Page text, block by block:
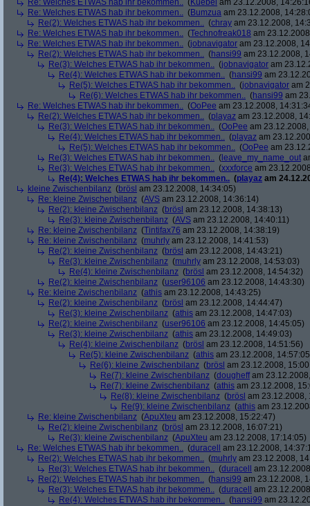
Re: Welches ETWAS hab ihr bekommen.. (Kuebel am 23.12.2008,
Re: Welches ETWAS hab ihr bekommen.. (Bumzua am 23.12.2008,
Re(2): Welches ETWAS hab ihr bekommen.. (chray am 23.12.2008,
Re: Welches ETWAS hab ihr bekommen.. (Technofreak018 am
Re: Welches ETWAS hab ihr bekommen.. (jobnavigator am 23.12.2008,
Re(2): Welches ETWAS hab ihr bekommen.. (hansi99 am 23.12.2008,
Re(3): Welches ETWAS hab ihr bekommen.. (jobnavigator am
Re(4): Welches ETWAS hab ihr bekommen.. (hansi99 am
Re(5): Welches ETWAS hab ihr bekommen.. (jobnavigator am
Re(6): Welches ETWAS hab ihr bekommen.. (hansi99 am
Re: Welches ETWAS hab ihr bekommen.. (OoPee am 23.12.2008,
Re(2): Welches ETWAS hab ihr bekommen.. (playaz am 23.12.2008,
Re(3): Welches ETWAS hab ihr bekommen.. (OoPee am
Re(4): Welches ETWAS hab ihr bekommen.. (playaz am
Re(5): Welches ETWAS hab ihr bekommen.. (OoPee am
Re(3): Welches ETWAS hab ihr bekommen.. ( leave_my_name_out
Re(3): Welches ETWAS hab ihr bekommen.. (xxxforce am
Re(4): Welches ETWAS hab ihr bekommen.. (playaz am
kleine Zwischenbilanz (brösl am 23.12.2008, 14:34:05)
Re: kleine Zwischenbilanz (AVS am 23.12.2008, 14:36:14)
Re(2): kleine Zwischenbilanz (brösl am 23.12.2008, 14:38:13)
Re(3): kleine Zwischenbilanz (AVS am 23.12.2008, 14:40:11)
Re: kleine Zwischenbilanz (Tintifax76 am 23.12.2008, 14:38:19)
Re: kleine Zwischenbilanz (muhrly am 23.12.2008, 14:41:53)
Re(2): kleine Zwischenbilanz (brösl am 23.12.2008, 14:43:21)
Re(3): kleine Zwischenbilanz (muhrly am 23.12.2008, 14:53:03)
Re(4): kleine Zwischenbilanz (brösl am 23.12.2008, 14:54:32)
Re(2): kleine Zwischenbilanz (user96106 am 23.12.2008, 14:43:30)
Re: kleine Zwischenbilanz (athis am 23.12.2008, 14:43:25)
Re(2): kleine Zwischenbilanz (brösl am 23.12.2008, 14:44:47)
Re(3): kleine Zwischenbilanz (athis am 23.12.2008, 14:47:03)
Re(2): kleine Zwischenbilanz (user96106 am 23.12.2008, 14:45:05)
Re(3): kleine Zwischenbilanz (athis am 23.12.2008, 14:49:03)
Re(4): kleine Zwischenbilanz (brösl am 23.12.2008, 14:51:56)
Re(5): kleine Zwischenbilanz (athis am 23.12.2008,
Re(6): kleine Zwischenbilanz (brösl am 23.12.2008,
Re(7): kleine Zwischenbilanz (dougheffam
Re(7): kleine Zwischenbilanz (athis am 23.12.2008,
Re(8): kleine Zwischenbilanz (brösl am 23.12.2008,
Re(9): kleine Zwischenbilanz (athis am
Re: kleine Zwischenbilanz (ApuXteu am 23.12.2008, 15:22:47)
Re(2): kleine Zwischenbilanz (brösl am 23.12.2008, 16:07:21)
Re(3): kleine Zwischenbilanz (ApuXteu am 23.12.2008, 17:14:05)
Re: Welches ETWAS hab ihr bekommen.. (duracell
am 23.12.2008,
Re(2): Welches ETWAS hab ihr bekommen.. (muhrly am 23.12.2008,
Re(3): Welches ETWAS hab ihr bekommen.. (duracell
am
Re(2): Welches ETWAS hab ihr bekommen.. (hansi99 am 23.12.2008,
Re(3): Welches ETWAS hab ihr bekommen.. (duracell
am
Re(4): Welches ETWAS hab ihr bekommen.. (hansi99 am